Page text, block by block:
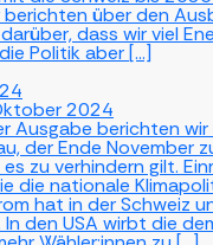
berichten über den
dass wir viel
Politik aber […]
2024
Ausgabe berichten
der Ende November
zu verhindern gilt.
die nationale
hat in der Schweiz
den USA wirbt die